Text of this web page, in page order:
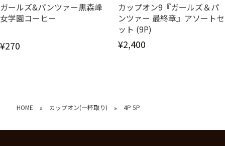
ガールズ&パンツァー黒森峰
女学園コーヒー
¥270
カップオン9『ガールズ＆パ
ンツァー 最終章』アソートセ
ット (9P)
¥2,400
HOME » カップオン(一杯取り) » 4P 5P